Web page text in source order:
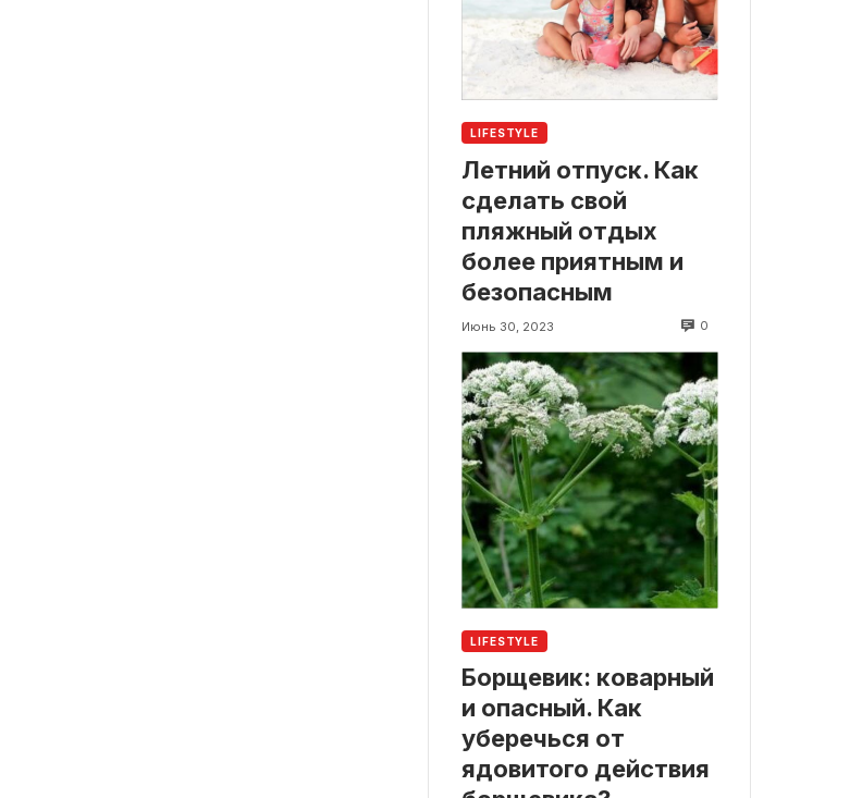
LIFESTYLE
Летний отпуск. Как
сделать свой
пляжный отдых
более приятным и
безопасным
Июнь 30, 2023 0
LIFESTYLE
Борщевик: коварный
и опасный. Как
уберечься от
ядовитого действия